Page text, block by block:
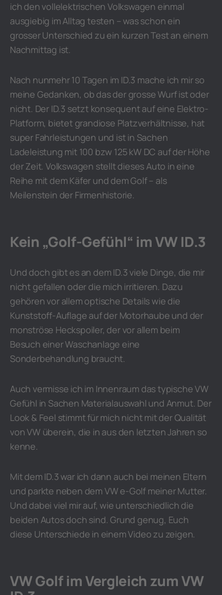
ich den vollelektrischen Volkswagen einmal
ausgiebig im Alltag testen – was schon ein
grosser Unterschied zu ein kurzen Test an einem
Nachmittag ist.
Nach nunmehr 10 Tagen im ID.3 mache ich mir so
meine Gedanken, ob das der grosse Wurf ist oder
nicht. Der ID.3 setzt konsequent auf eine Elektro-
Platform, bietet grandiose Platzverhältnisse, hat
super Fahrleistungen und ist in Sachen
Ladeleistung mit 100 bzw 125 kW DC auf der Höhe
der Zeit. Volkswagen stellt dieses Auto in eine
Reihe mit dem Käfer und dem Golf – als
Meilenstein der Firmenhistorie.
Kein „Golf-Gefühl“ im VW ID.3
Und doch gibt es an dem ID.3 viele Dinge, die mir
nicht gefallen oder die mich irritieren. Dazu
gehören vor allem optische Details wie die
Kunststoff-Auflage auf der Motorhaube und der
monströse Heckspoiler, der vor allem beim
Besuch einer Waschanlage eine
Sonderbehandlung braucht.
Auch vermisse ich im Innenraum das typische VW
Gefühl in Sachen Materialauswahl und Anmut. Der
Look & Feel stimmt für mich nicht mit der Qualität
von VW überein, die in aus den letzten Jahren so
kenne.
Mit dem ID.3 war ich dann auch bei meinen Eltern
und parkte neben dem VW e-Golf meiner Mutter.
Und dabei viel mir auf, wie unterschiedlich die
beiden Autos doch sind. Grund genug, Euch
diese Unterschiede in einem Video zu zeigen.
VW Golf im Vergleich zum VW